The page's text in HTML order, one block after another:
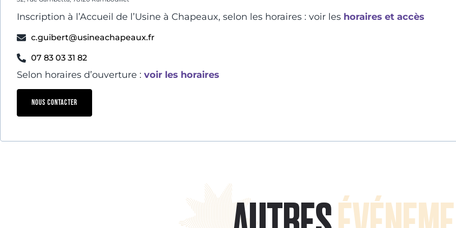
Inscription à l’Accueil de l’Usine à Chapeaux, selon les horaires : voir les horaires et accès
c.guibert@usineachapeaux.fr
07 83 03 31 82
Selon horaires d’ouverture : voir les horaires
NOUS CONTACTER